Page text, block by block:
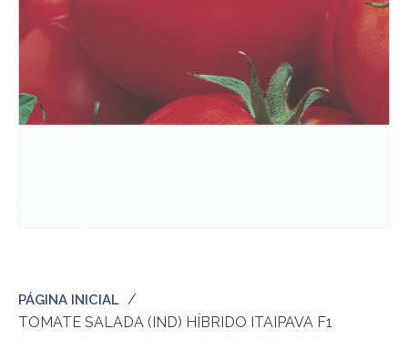
PÁGINA INICIAL
TOMATE SALADA (IND) HÍBRIDO ITAIPAVA F1